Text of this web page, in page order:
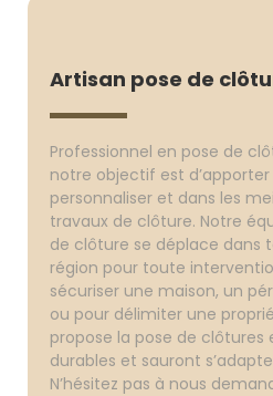
Artisan pose de
Professionnel en pose de
notre objectif est
personnaliser et dans les
travaux de clôture. Notre
de clôture se déplace dans
région pour toute
sécuriser une maison, un
ou pour délimiter une
propose la pose de clôtures
durables et sauront
N’hésitez pas à nous